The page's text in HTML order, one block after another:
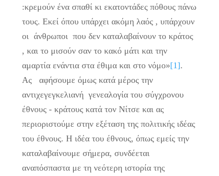
:κρεμούν ένα σπαθί κι εκατοντάδες πόθους πάνω
τους. Εκεί όπου υπάρχει ακόμη λαός , υπάρχουν
οι άνθρωποι που δεν καταλαβαίνουν το κράτος
, και το μισούν σαν το κακό μάτι και την
αμαρτία ενάντια στα έθιμα και στο νόμο»[1].
Ας αφήσουμε όμως κατά μέρος την
αντιχεγεγκελιανή γενεαλογία του σύγχρονου
έθνους - κράτους κατά τον Νίτσε και ας
περιοριστούμε στην εξέταση της πολιτικής ιδέας
του έθνους. Η ιδέα του έθνους, όπως εμείς την
καταλαβαίνουμε σήμερα, συνδέεται
αναπόσπαστα με τη νεότερη ιστορία της